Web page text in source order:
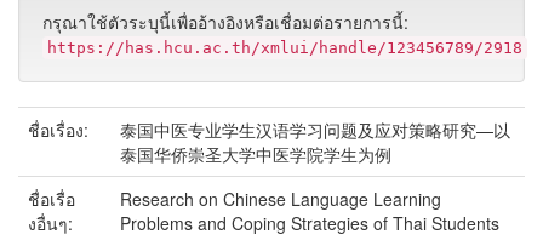
กรุณาใช้ตัวระบุนี้เพื่ออ้างอิงหรือเชื่อมต่อรายการนี้:
https://has.hcu.ac.th/xmlui/handle/123456789/2918
ชื่อเรื่อง:
泰国中医专业学生汉语学习问题及应对策略研究—以
泰国华侨崇圣大学中医学院学生为例
ชื่อเรื่อ
งอื่นๆ:
Research on Chinese Language Learning
Problems and Coping Strategies of Thai Students